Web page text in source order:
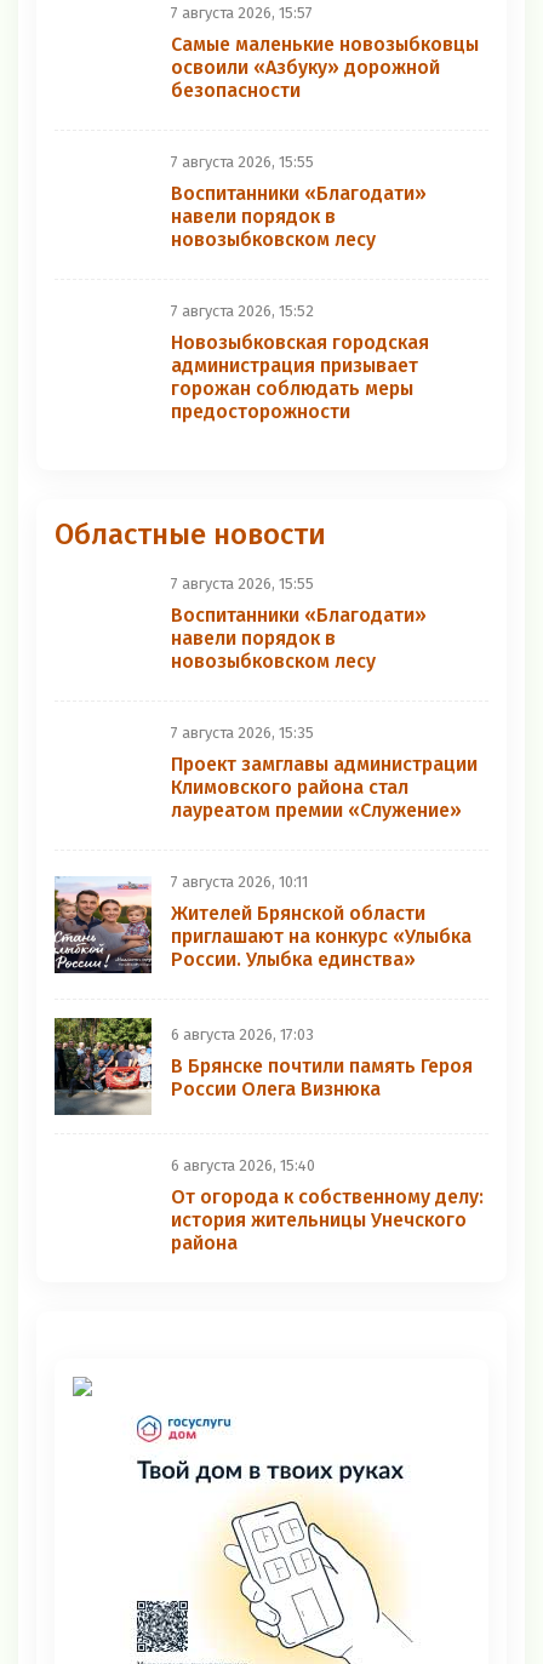
7 августа 2026, 15:57
Самые маленькие новозыбковцы
освоили «Азбуку» дорожной
безопасности
7 августа 2026, 15:55
Воспитанники «Благодати»
навели порядок в
новозыбковском лесу
7 августа 2026, 15:52
Новозыбковская городская
администрация призывает
горожан соблюдать меры
предосторожности
Областные новости
7 августа 2026, 15:55
Воспитанники «Благодати»
навели порядок в
новозыбковском лесу
7 августа 2026, 15:35
Проект замглавы администрации
Климовского района стал
лауреатом премии «Служение»
7 августа 2026, 10:11
Жителей Брянской области
приглашают на конкурс «Улыбка
России. Улыбка единства»
6 августа 2026, 17:03
В Брянске почтили память Героя
России Олега Визнюка
6 августа 2026, 15:40
От огорода к собственному делу:
история жительницы Унечского
района